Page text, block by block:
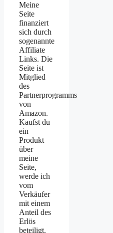
Meine
Seite
finanziert
sich durch
sogenannte
Affiliate
Links. Die
Seite ist
Mitglied
des
Partnerprogramms
von
Amazon.
Kaufst du
ein
Produkt
über
meine
Seite,
werde ich
vom
Verkäufer
mit einem
Anteil des
Erlös
beteiligt.